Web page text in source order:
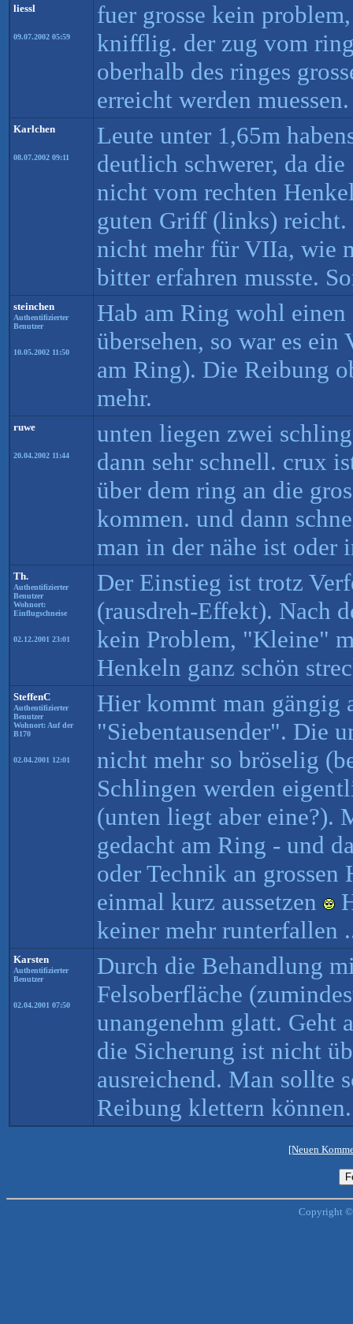
liessl
09.07.2002 05:59
fuer grosse kein
knifflig. der zug vom
oberhalb des ringes
erreicht werden muessen.
Karlchen
08.07.2002 09:11
Leute unter 1,65m
deutlich schwerer, da
nicht vom rechten
guten Griff (links) reicht.
nicht mehr für VIIa, wie
bitter erfahren musste.
steinchen
Authentifizierter
Benutzer
10.05.2002 11:50
Hab am Ring wohl
übersehen, so war es
am Ring). Die Reibung
mehr.
ruwe
20.04.2002 11:44
unten liegen zwei
dann sehr schnell. crux
über dem ring an die
kommen. und dann
man in der nähe ist oder
Th.
Authentifizierter
Benutzer
Wohnort:
Einflugschneise
02.12.2001 23:01
Der Einstieg ist trotz
(rausdreh-Effekt). Nach
kein Problem, "Kleine"
Henkeln ganz schön
SteffenC
Authentifizierter
Benutzer
Wohnort: Auf der
B170
02.04.2001 12:01
Hier kommt man gängig
"Siebentausender". Die
nicht mehr so bröselig
Schlingen werden
(unten liegt aber eine?).
gedacht am Ring - und
oder Technik an grossen
einmal kurz aussetzen
keiner mehr runterfallen
Karsten
Authentifizierter
Benutzer
02.04.2001 07:50
Durch die Behandlung
Felsoberfläche
unangenehm glatt. Geht
die Sicherung ist nicht
ausreichend. Man sollte
Reibung klettern können.
[Neuen
Copyright ©